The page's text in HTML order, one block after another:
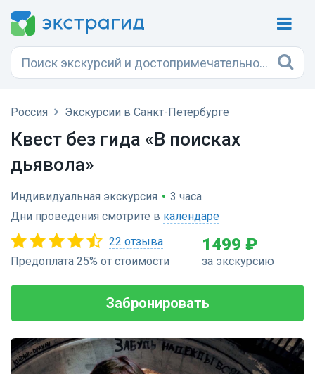
Россия Экскурсии в Санкт-Петербурге
Квест без гида «В поисках
дьявола»
Индивидуальная экскурсия • 3 часа
Дни проведения смотрите в календаре
22 отзыва
Предоплата 25% от стоимости
1499 ₽
за экскурсию
Забронировать